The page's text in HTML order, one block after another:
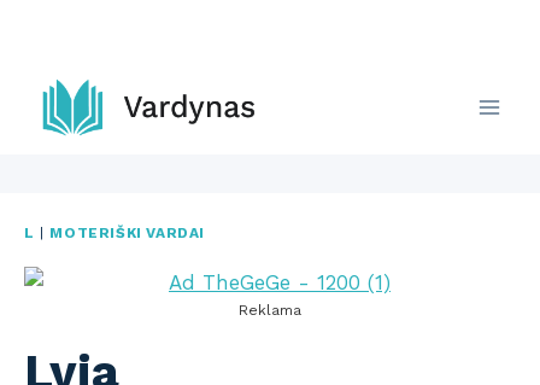
content
L | MOTERIŠKI VARDAI
Reklama
Lyja